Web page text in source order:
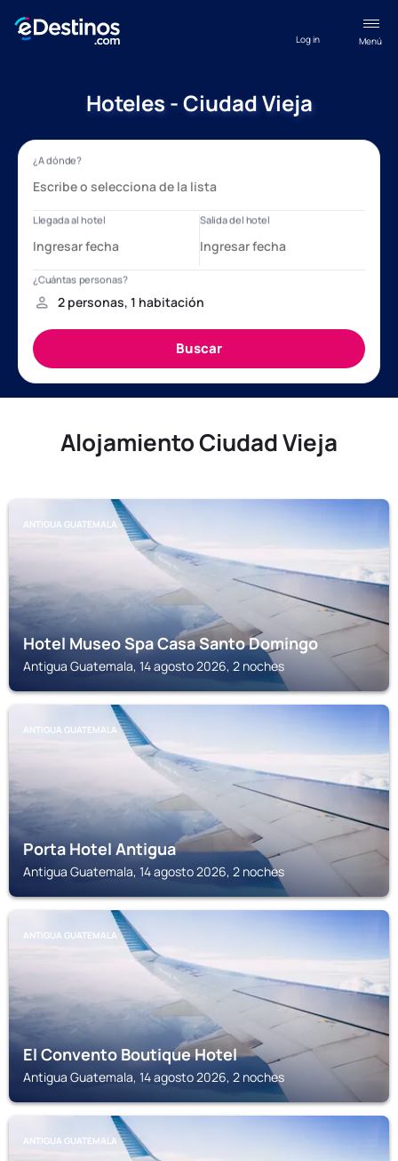
Menú
Log in
Hoteles - Ciudad Vieja
Alojamiento Ciudad Vieja
ANTIGUA GUATEMALA
Hotel Museo Spa Casa Santo Domingo
Antigua Guatemala, 14 agosto 2026, 2 noches
ANTIGUA GUATEMALA
Porta Hotel Antigua
Antigua Guatemala, 14 agosto 2026, 2 noches
ANTIGUA GUATEMALA
El Convento Boutique Hotel
Antigua Guatemala, 14 agosto 2026, 2 noches
ANTIGUA GUATEMALA